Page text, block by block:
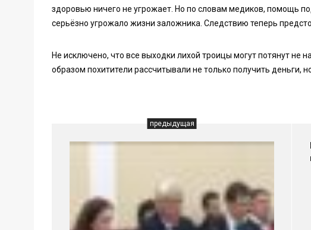
здоровью ничего не угрожает. Но по словам медиков, помощь
серьёзно угрожало жизни заложника. Следствию теперь
Не исключено, что все выходки лихой троицы могут потянут не
образом похитители рассчитывали не только получить деньги,
предыдущая